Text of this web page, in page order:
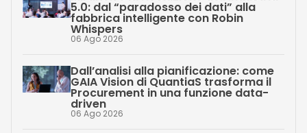
5.0: dal “paradosso dei dati” alla
fabbrica intelligente con Robin
Whispers
06 Ago 2026
Dall’analisi alla pianificazione: come
GAIA Vision di QuantiaS trasforma il
Procurement in una funzione data-
driven
06 Ago 2026